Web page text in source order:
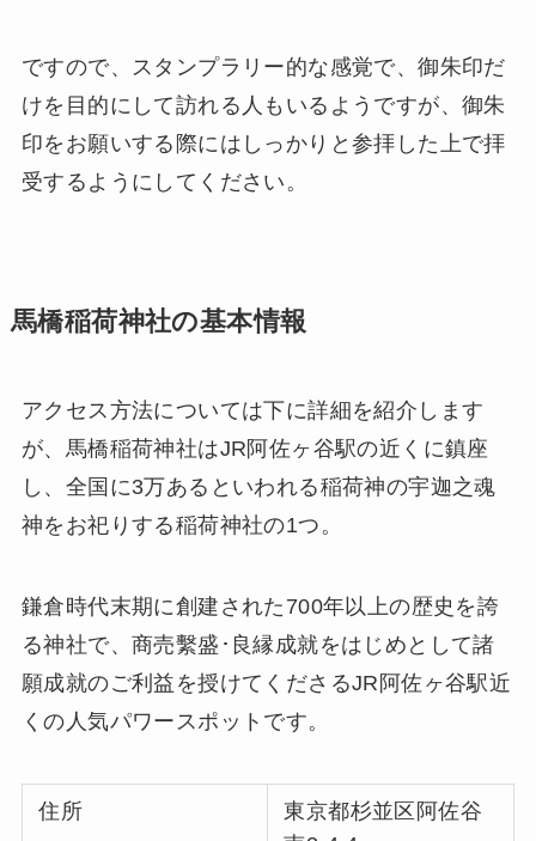
ですので、スタンプラリー的な感覚で、御朱印だ
けを目的にして訪れる人もいるようですが、御朱
印をお願いする際にはしっかりと参拝した上で拝
受するようにしてください。
馬橋稲荷神社の基本情報
アクセス方法については下に詳細を紹介します
が、馬橋稲荷神社はJR阿佐ヶ谷駅の近くに鎮座
し、全国に3万あるといわれる稲荷神の宇迦之魂
神をお祀りする稲荷神社の1つ。
鎌倉時代末期に創建された700年以上の歴史を誇
る神社で、商売繫盛･良縁成就をはじめとして諸
願成就のご利益を授けてくださるJR阿佐ヶ谷駅近
くの人気パワースポットです。
住所
東京都杉並区阿佐谷